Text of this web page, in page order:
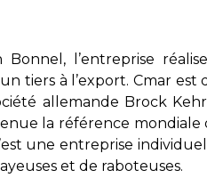
l’entreprise
tiers à l’export. Cmar est
allemande Brock
la référence
une entreprise
et de raboteuses.